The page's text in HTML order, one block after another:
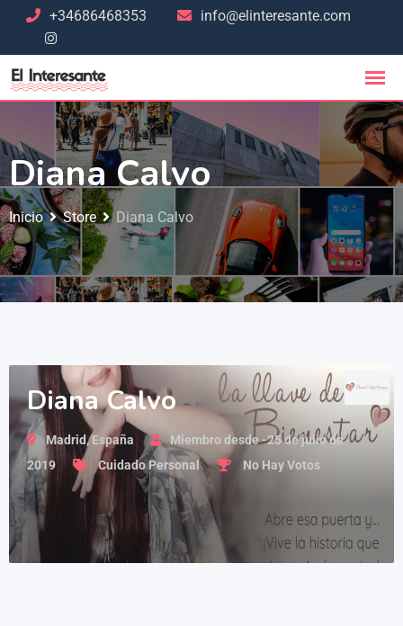
+34686468353 info@elinteresante.com
Diana Calvo
Inicio Store Diana Calvo
Diana Calvo
Madrid, España
Miembro desde -25 de julio de
2019
Cuidado Personal No Hay Votos